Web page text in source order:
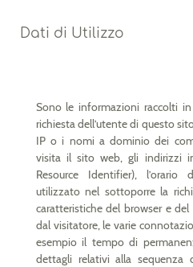
Dati di Utilizzo
Sono le informazioni raccolti
richiesta dell’utente di questo
IP o i nomi a dominio dei
visita il sito web, gli indirizzi
Resource Identifier),
utilizzato nel sottoporre la
caratteristiche del browser e
dal visitatore, le varie
esempio il tempo di
dettagli relativi alla sequenza